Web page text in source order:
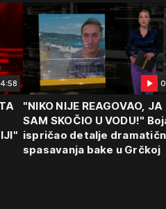
"NIKO NIJE REAGOVAO, JA
SAM SKOČIO U VODU!"
ispričao detalje
spasavanja bake u Grčkoj